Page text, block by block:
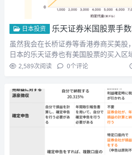
日本投资 乐天证券米国股票手
虽然我会在长桥证券等香港券商买美股
日本的乐天证券也有美国股票的买入区
是在各种政策上…
2,589次阅读 0个评论